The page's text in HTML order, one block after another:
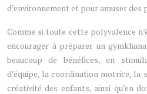
d’environnement et pour amuser des
Comme si toute cette polyvalence
encourager à préparer un
beaucoup de bénéfices, en
d’équipe, la coordination motrice,
créativité des enfants, ainsi qu’en